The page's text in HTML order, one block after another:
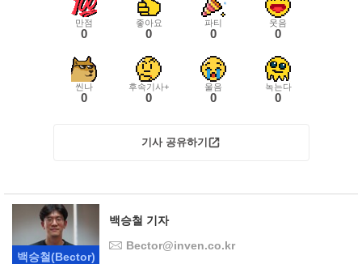
만점
0
좋아요
0
파티
0
웃음
0
씬나
0
후속기사+
0
울음
0
녹는다
0
기사 공유하기
백승철(Bector)
백승철 기자
Bector@inven.co.kr